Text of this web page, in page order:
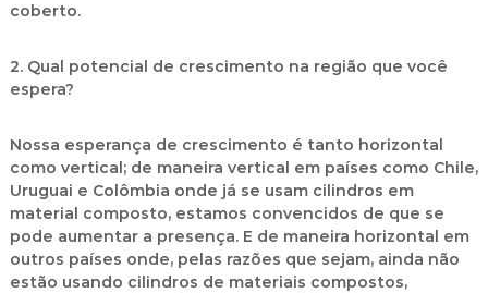
coberto.
2. Qual potencial de crescimento na região que você
espera?
Nossa esperança de crescimento é tanto horizontal
como vertical; de maneira vertical em países como Chile,
Uruguai e Colômbia onde já se usam cilindros em
material composto, estamos convencidos de que se
pode aumentar a presença. E de maneira horizontal em
outros países onde, pelas razões que sejam, ainda não
estão usando cilindros de materiais compostos,